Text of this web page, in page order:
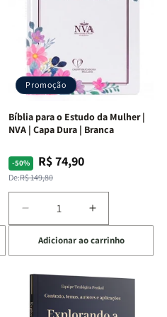
Promoção
Bíblia para o Estudo da Mulher |
NVA | Capa Dura | Branca
-50%
Preço
normal
De:R$ 149,80
Preço
promocional
R$ 74,90
Diminuir
a
quantidade
de
Bíblia
o
Aumentar
a
quantidade
de
Bíblia
para
o
Adicionar ao carrinho